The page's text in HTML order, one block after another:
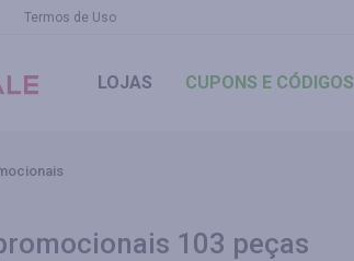
Termos de Uso
LOJAS CUPONS E
103 peças